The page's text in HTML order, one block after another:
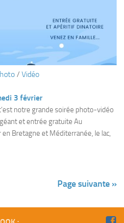
/ Vidéo
3 février
notre grande soirée photo-vidéo
géant et entrée gratuite Au
Bretagne et Méditerranée, le lac,
Page suivante »